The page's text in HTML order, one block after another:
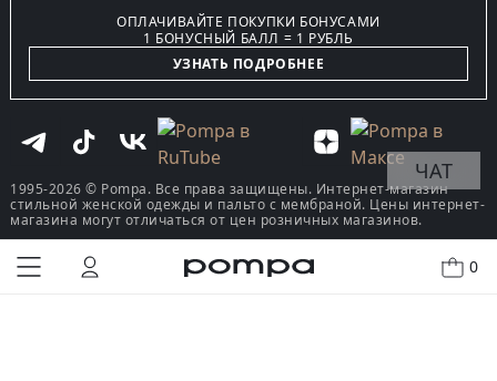
0
КУПИТЬ В ОДИН КЛИК
ОПЛАЧИВАЙТЕ ПОКУПКИ БОНУСАМИ
1 БОНУСНЫЙ БАЛЛ = 1 РУБЛЬ
УЗНАТЬ ПОДРОБНЕЕ
1995-2026 © Pompa. Все права защищены. Интернет-магазин
стильной женской одежды и пальто с мембраной. Цены интернет-
магазина могут отличаться от цен розничных магазинов.
ЧАТ